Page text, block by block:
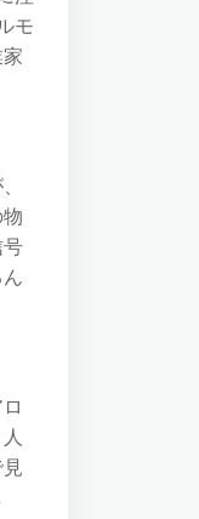
モ
号